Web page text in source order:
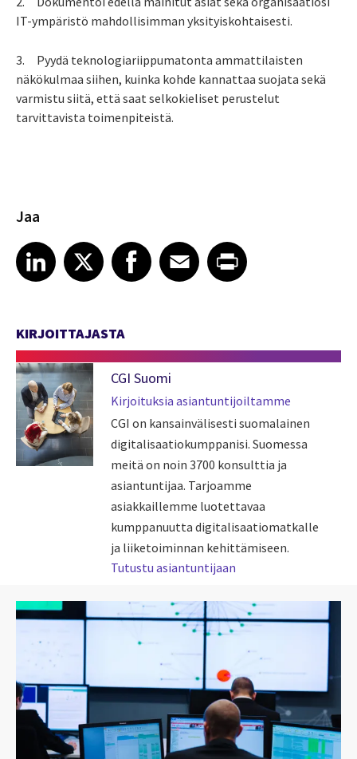
IT-ympäristö mahdollisimman yksityiskohtaisesti.
3.
Pyydä teknologiariippumatonta ammattilaisten
näkökulmaa siihen, kuinka kohde kannattaa suojata sekä
varmistu siitä, että saat selkokieliset perustelut
tarvittavista toimenpiteistä.
Jaa
Share article on LinkedIn
LinkedIn
Share article on XShare article on Facebook
Facebook
Share article on Email
EmailShare article on Print
KIRJOITTAJASTA
CGI Suomi
Kirjoituksia asiantuntijoiltamme
CGI on kansainvälisesti suomalainen
digitalisaatiokumppanisi. Suomessa
meitä on noin 3700 konsulttia ja
asiantuntijaa. Tarjoamme
asiakkaillemme luotettavaa
kumppanuutta digitalisaatiomatkalle
ja liiketoiminnan kehittämiseen.
Tutustu asiantuntijaan